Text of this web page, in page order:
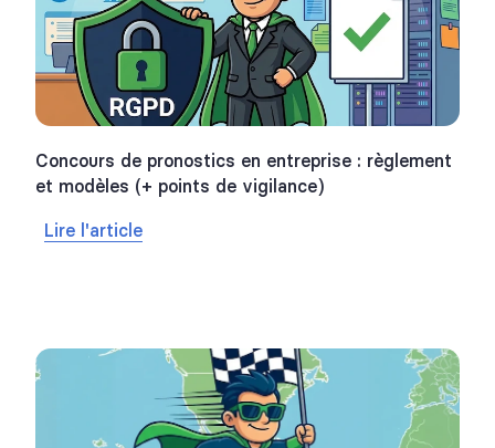
Concours de pronostics en entreprise : règlement
et modèles (+ points de vigilance)
Lire l'article